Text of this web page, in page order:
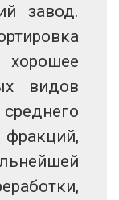
завод.
видов